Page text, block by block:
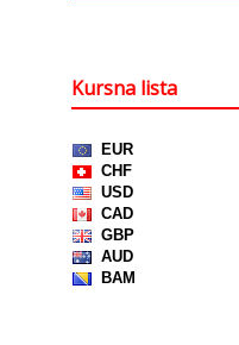
Kursna lista